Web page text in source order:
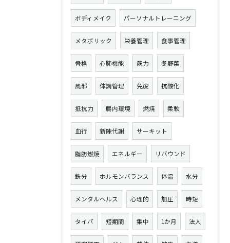
ボディメイク パーソナルトレーニング
メタボリック 栄養管理 食事管理
骨格 心肺機能 筋力 冬野菜
風邪 体調管理 免疫 抗酸化
抵抗力 腸内環境 燃焼 柔軟
血行 新陳代謝 サーキット
脂肪燃焼 エネルギー リバウンド
鉄分 ホルモンバランス 体温 水分
メンタルヘルス 心理的 加圧 時短
タイパ 短期間 集中 1か月 法人